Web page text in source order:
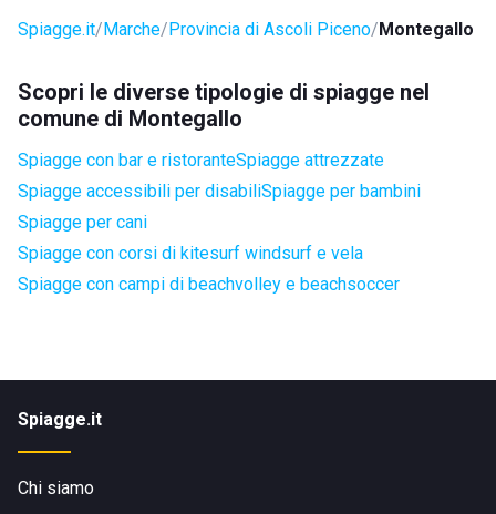
Spiagge.it Marche Provincia di Ascoli Piceno Montegallo
Scopri le diverse tipologie di spiagge nel
comune di Montegallo
Spiagge con bar e ristoranteSpiagge attrezzate
Spiagge accessibili per disabiliSpiagge per bambini
Spiagge per cani
Spiagge con corsi di kitesurf windsurf e vela
Spiagge con campi di beachvolley e beachsoccer
Spiagge.it
Chi siamo